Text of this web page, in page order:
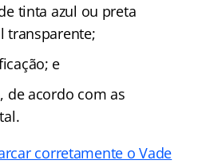
tinta azul ou preta
transparente;
e
de acordo com as
corretamente o Vade